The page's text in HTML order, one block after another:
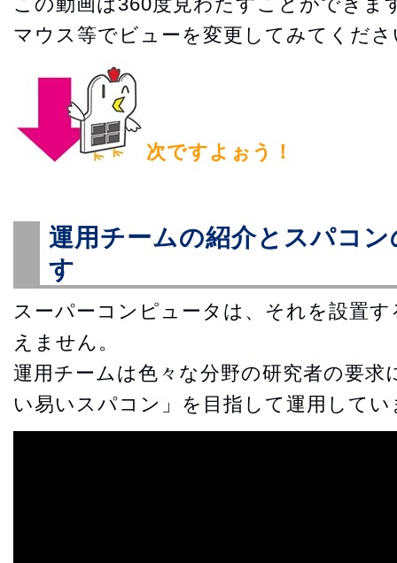
マウス等でビューを変更してみてくださ
次ですよぉう！
運用チームの紹介とスパコ
す
スーパーコンピュータは、それを設置
えません。
運用チームは色々な分野の研究者の要求
い易いスパコン」を目指して運用して